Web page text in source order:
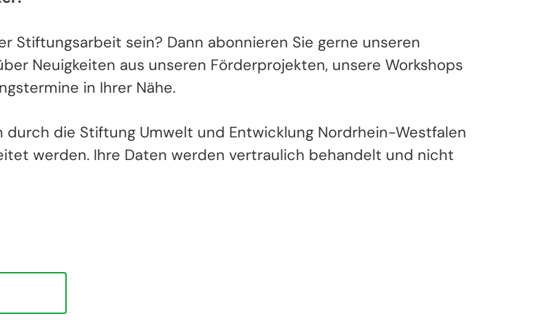
Stiftungsarbeit sein? Dann abonnieren Sie gerne unseren
Neuigkeiten aus unseren Förderprojekten, unsere Workshops
in Ihrer Nähe.
durch die Stiftung Umwelt und Entwicklung Nordrhein-Westfalen
werden. Ihre Daten werden vertraulich behandelt und nicht